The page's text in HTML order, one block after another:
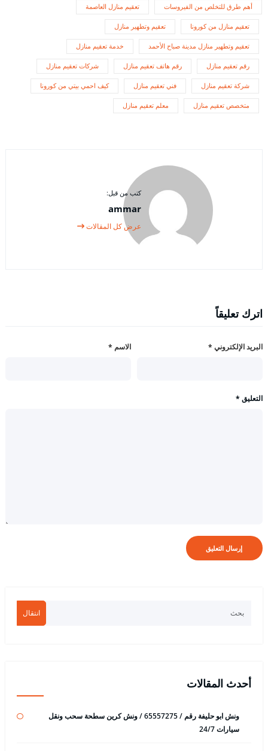
أهم طرق للتخلص من الفيروسات تعقيم منازل العاصمة
تعقيم منازل من كورونا تعقيم وتطهير منازل
تعقيم وتطهير منازل مدينة صباح الأحمد خدمة تعقيم منازل
رقم تعقيم منازل رقم هاتف تعقيم منازل شركات تعقيم منازل
شركة تعقيم منازل فني تعقيم منازل كيف احمي بيتي من كورونا
متخصص تعقيم منازل معلم تعقيم منازل
كتب من قبل:
ammar
عرض كل المقالات
اترك تعليقاً
الاسم * البريد الإلكتروني *
التعليق *
انتقال
أحدث المقالات
ونش ابو حليفة رقم / 65557275 / ونش كرين سطحة سحب ونقل
سيارات 24/7